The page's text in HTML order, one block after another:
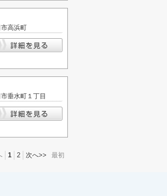
高浜町
垂水町１丁目
1 2 次へ>> 最初